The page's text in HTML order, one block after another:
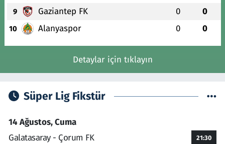
9 Gaziantep FK 0 0
10 Alanyaspor 0 0
Detaylar için tıklayın
Süper Lig Fikstür
14 Ağustos, Cuma
Galatasaray - Çorum FK
21:30